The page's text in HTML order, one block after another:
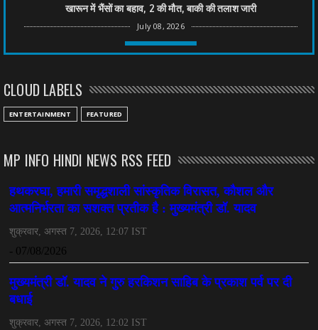
खारून में भैंसों का बहाव, 2 की मौत, बाकी की तलाश जारी
July 08, 2026
CHHATTISGARH
July 08, 2026
CHHATTISGARH
महादेव ऐप केस में बड़ा एक्शन, सौरभ चंद्राकर हिरासत में
July 08, 2026
CHHATTISGARH
July 07, 2026
CLOUD LABELS
ENTERTAINMENT FEATURED
MP INFO HINDI NEWS RSS FEED